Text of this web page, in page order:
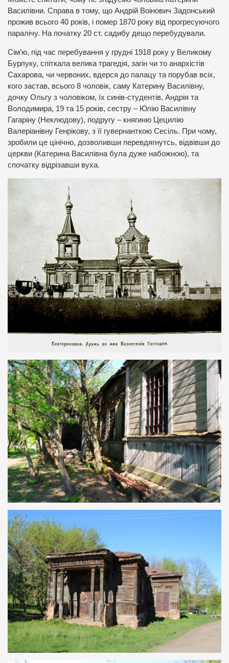
Василівни. Справа в тому, що Андрій Воінович Задонський
прожив всього 40 років, і помер 1870 року від прогресуючого
паралічу. На початку 20 ст. садибу дещо перебудували.
Сім’ю, під час перебування у грудні 1918 року у Великому
Бурлуку, спіткала велика трагедія, загін чи то анархістів
Сахарова, чи червоних, вдерся до палацу та порубав всіх,
кого застав, всього 8 чоловік, саму Катерину Василівну,
дочку Ольгу з чоловіком, їх синів-студентів, Андрія та
Володимира, 19 та 15 років, сестру – Юлію Василівну
Гагаріну (Неклюдову), подругу – княгиню Цецилію
Валеріанівну Генрікову, з її гувернанткою Сесіль. При чому,
зробили це цінічно, дозволивши перевдягнутсь, відвівши до
церкви (Катерина Василівна була дуже набожною), та
спочатку відрізавши вуха.